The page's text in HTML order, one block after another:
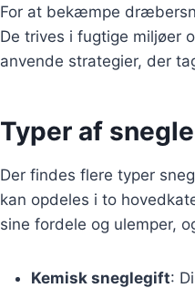
For at bekæmpe
De trives i fugtige miljøer
anvende strategier, der
Typer af
Der findes flere typer
kan opdeles i to
sine fordele og ulemper,
Kemisk sneglegift: